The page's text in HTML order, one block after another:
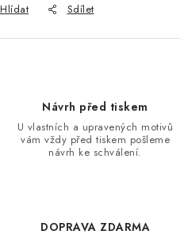
Hlídat Sdílet
Návrh před tiskem
U vlastních a upravených motivů
vám vždy před tiskem pošleme
návrh ke schválení.
DOPRAVA ZDARMA